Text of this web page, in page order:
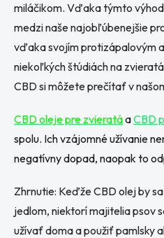
miláčikom. Vďaka týmto
medzi naše najobľúbenejšie
vďaka svojím protizápalovým
niekoľkých štúdiách na
CBD si môžete prečítať v
CBD oleje pre zvieratáaCBD
spolu. Ich vzájomné užívanie
negatívny dopad, naopak to
Zhrnutie: Keďže CBD olej by
jedlom, niektorí majitelia psov
užívať doma a použiť pamlsky